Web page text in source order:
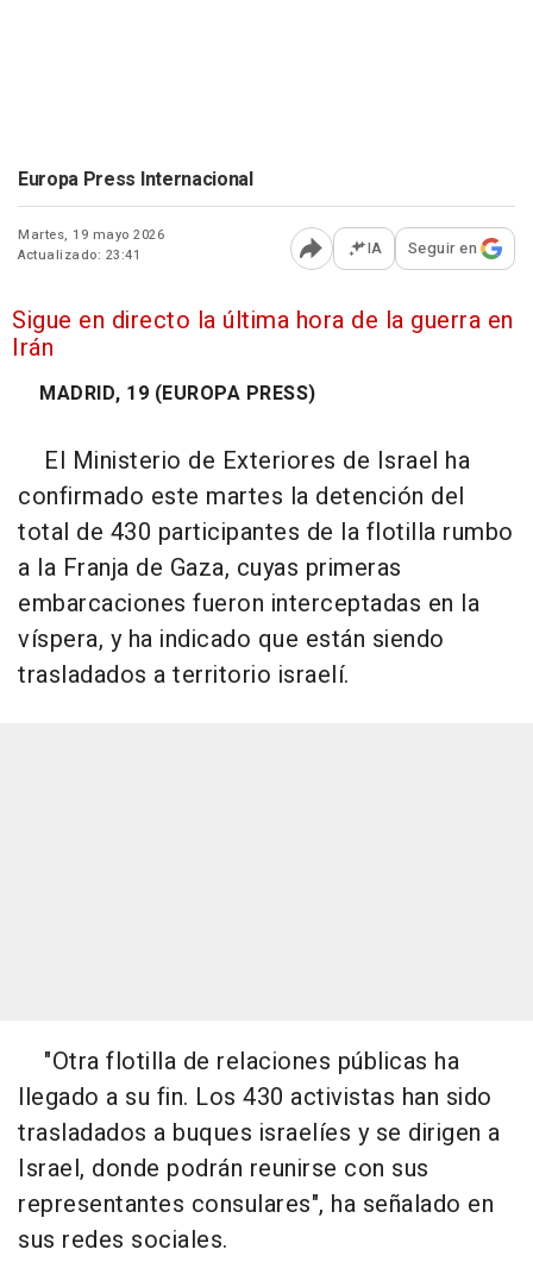
Europa Press Internacional
Martes, 19 mayo 2026
Actualizado: 23:41
Abrir opciones para
IA Seguir en
Sigue en directo la última hora de la guerra en
Irán
MADRID, 19 (EUROPA PRESS)
El Ministerio de Exteriores de Israel ha
confirmado este martes la detención del
total de 430 participantes de la flotilla rumbo
a la Franja de Gaza, cuyas primeras
embarcaciones fueron interceptadas en la
víspera, y ha indicado que están siendo
trasladados a territorio israelí.
"Otra flotilla de relaciones públicas ha
llegado a su fin. Los 430 activistas han sido
trasladados a buques israelíes y se dirigen a
Israel, donde podrán reunirse con sus
representantes consulares", ha señalado en
sus redes sociales.